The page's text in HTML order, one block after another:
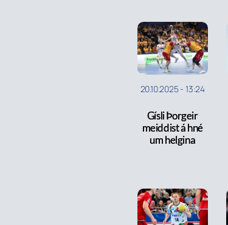
20.10.2025- 13:24
Gísli Þorgeir
meiddist á hné
um helgina